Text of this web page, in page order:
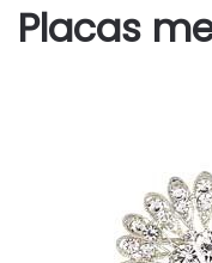
Placas